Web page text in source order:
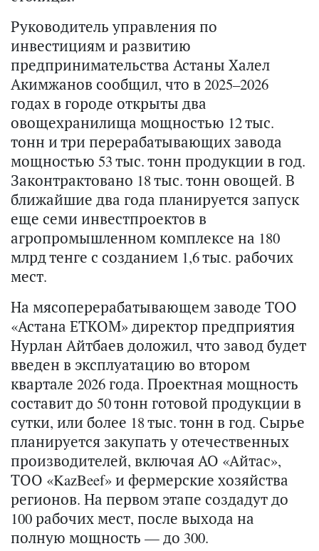
Руководитель управления по
инвестициям и развитию
предпринимательства Астаны Халел
Акимжанов сообщил, что в 2025–2026
годах в городе открыты два
овощехранилища мощностью 12 тыс.
тонн и три перерабатывающих завода
мощностью 53 тыс. тонн продукции в год.
Законтрактовано 18 тыс. тонн овощей. В
ближайшие два года планируется запуск
еще семи инвестпроектов в
агропромышленном комплексе на 180
млрд тенге с созданием 1,6 тыс. рабочих
мест.
На мясоперерабатывающем заводе ТОО
«Астана ЕТКОМ» директор предприятия
Нурлан Айтбаев доложил, что завод будет
введен в эксплуатацию во втором
квартале 2026 года. Проектная мощность
составит до 50 тонн готовой продукции в
сутки, или более 18 тыс. тонн в год. Сырье
планируется закупать у отечественных
производителей, включая АО «Айтас»,
ТОО «KazBeef» и фермерские хозяйства
регионов. На первом этапе создадут до
100 рабочих мест, после выхода на
полную мощность — до 300.